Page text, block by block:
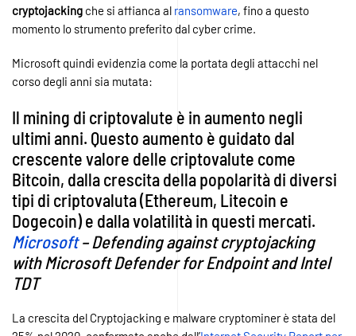
ceduto
al
malware
cryptojacking che si affianca al ransomware, fino a questo
momento lo strumento preferito dal cyber crime.
Microsoft quindi evidenzia come la portata degli attacchi nel
corso degli anni sia mutata:
Il mining di criptovalute è in aumento negli
ultimi anni. Questo aumento è guidato dal
crescente valore delle criptovalute come
Bitcoin, dalla crescita della popolarità di diversi
tipi di criptovaluta (Ethereum, Litecoin e
Dogecoin) e dalla volatilità in questi mercati.
Microsoft– Defending against cryptojacking
with Microsoft Defender for Endpoint and Intel
TDT
La crescita del Cryptojacking e malware cryptominer è stata del